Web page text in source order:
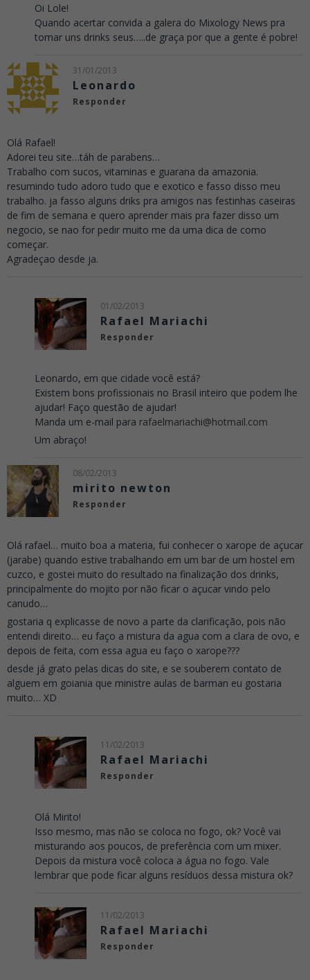
Oi Lole!
Quando acertar convida a galera do Mixology News pra
tomar uns drinks seus…..de graça por que a gente é pobre!
31/01/2013
Leonardo
Responder
Olá Rafael!
Adorei teu site…táh de parabens…
Trabalho com sucos, vitaminas e guarana da amazonia.
resumindo tudo adoro tudo que e exotico e fasso disso meu
trabalho. ja fasso alguns driks pra amigos nas festinhas caseiras
de fim de semana e quero aprender mais pra fazer disso um
negocio, se nao for pedir muito me da uma dica de como
começar.
Agradeçao desde ja.
01/02/2013
Rafael Mariachi
Responder
Leonardo, em que cidade você está?
Existem bons profissionais no Brasil inteiro que podem lhe
ajudar! Faço questão de ajudar!
Manda um e-mail para rafaelmariachi@hotmail.com
Um abraço!
08/02/2013
mirito newton
Responder
Olá rafael… muito boa a materia, fui conhecer o xarope de açucar
(jarabe) quando estive trabalhando em um bar de um hostel em
cuzco, e gostei muito do resultado na finalização dos drinks,
principalmente do mojito por não ficar o açucar vindo pelo
canudo…
gostaria q explicasse de novo a parte da clarificação, pois não
entendi direito… eu faço a mistura da agua com a clara de ovo, e
depois de feita, com essa agua eu faço o xarope???
desde já grato pelas dicas do site, e se souberem contato de
alguem em goiania que ministre aulas de barman eu gostaria
muito… XD
11/02/2013
Rafael Mariachi
Responder
Olá Mirito!
Isso mesmo, mas não se coloca no fogo, ok? Você vai
misturando aos poucos, de preferência com um mixer.
Depois da mistura você coloca a água no fogo. Vale
lembrar que pode ficar alguns resíduos dessa mistura ok?
11/02/2013
Rafael Mariachi
Responder